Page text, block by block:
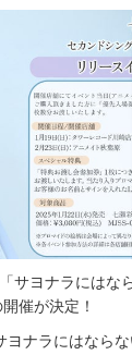
サヨナラにはな
催が決定！
ヨナラにはなら